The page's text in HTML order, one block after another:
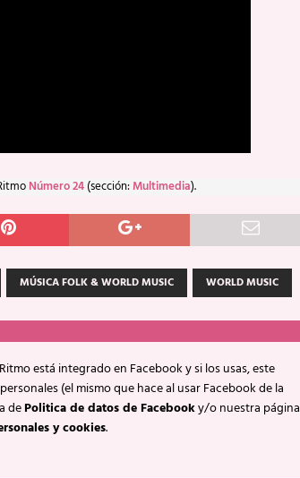
Número 24 (sección:Multimedia).
MÚSICA FOLK & WORLD MUSIC WORLD MUSIC
está integrado en Facebook y si los usas, este
(el mismo que hace al usar Facebook de la
dePolitica de datos de Facebooky/o nuestra página
y cookies.